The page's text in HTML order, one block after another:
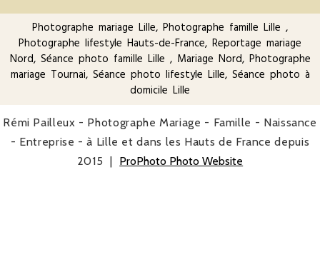
Photographe mariage Lille, Photographe famille Lille ,
Photographe lifestyle Hauts-de-France, Reportage mariage
Nord, Séance photo famille Lille , Mariage Nord, Photographe
mariage Tournai, Séance photo lifestyle Lille, Séance photo à
domicile Lille
Rémi Pailleux - Photographe Mariage - Famille - Naissance
- Entreprise - à Lille et dans les Hauts de France depuis
2015 | ProPhoto Photo Website